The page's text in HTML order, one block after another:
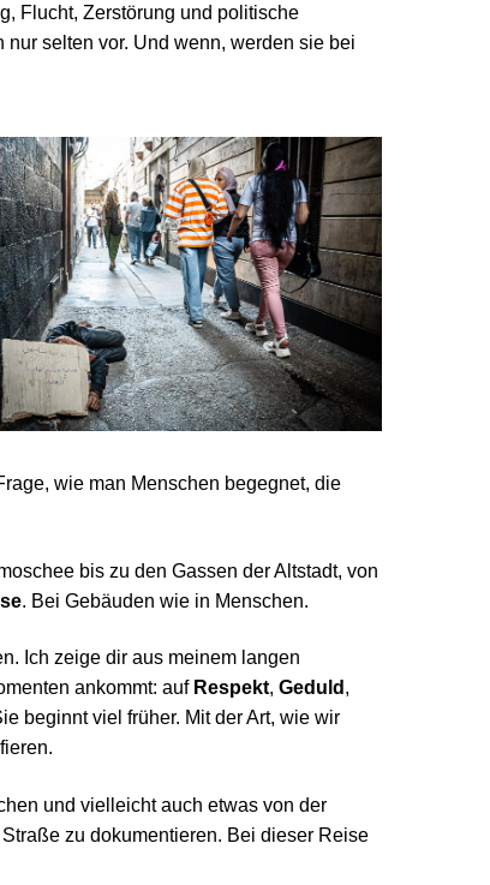
Flucht, Zerstörung und politische
selten vor. Und wenn, werden sie bei
wie man Menschen begegnet, die
bis zu den Gassen der Altstadt, von
. Bei Gebäuden wie in Menschen.
Ich zeige dir aus meinem langen
ankommt: auf Respekt, Geduld ,
beginnt viel früher. Mit der Art, wie wir
und vielleicht auch etwas von der
zu dokumentieren. Bei dieser Reise